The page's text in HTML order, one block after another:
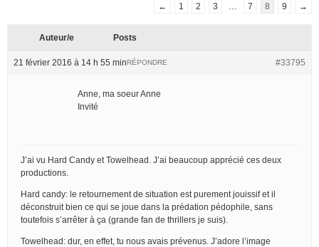
←
1 2 3 7 8 9 →
Auteur/e Posts
21 février 2016 à 14 h 55 min #33795
RÉPONDRE
Anne, ma soeur Anne
Invité
J’ai vu Hard Candy et Towelhead. J’ai beaucoup apprécié ces deux
productions.
Hard candy: le retournement de situation est purement jouissif et il
déconstruit bien ce qui se joue dans la prédation pédophile, sans
toutefois s’arrêter à ça (grande fan de thrillers je suis).
Towelhead: dur, en effet, tu nous avais prévenus. J’adore l’image